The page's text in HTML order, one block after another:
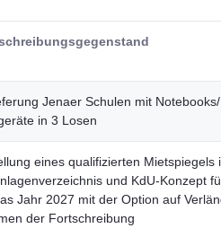
Jenaer Schulen mit
in 3 Losen
eines qualifizierten Mietspiegels
und KdU-Konzept
Jahr 2027 mit der Option auf
der Fortschreibung